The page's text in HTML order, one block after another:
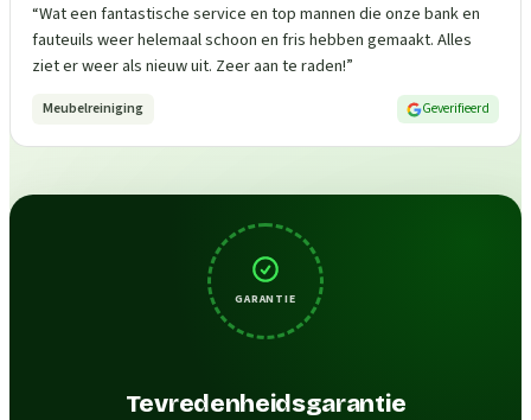
“Wat een fantastische service en top mannen die onze bank en
fauteuils weer helemaal schoon en fris hebben gemaakt. Alles
ziet er weer als nieuw uit. Zeer aan te raden!”
Meubelreiniging Geverifieerd
GARANTIE
Tevredenheidsgarantie